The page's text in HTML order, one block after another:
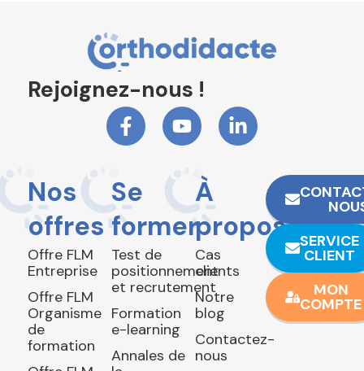
Rejoignez-nous !
Nos
offres
Offre FLM
Entreprise
Offre FLM
Organisme
de
formation
Se
former
Test de
positionnement
et recrutement
Formation
e-learning
Annales de
À
propos
Cas
clients
Notre
blog
Contactez-
nous
SERVICE
CLIENT
MON
COMPTE